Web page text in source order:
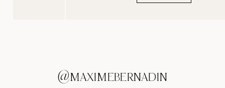
@MAXIMEBERNADIN